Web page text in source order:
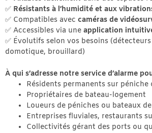
✅ Résistants à l’humidité et aux
✅ Compatibles avec caméras de
✅ Accessibles via une application
✅ Évolutifs selon vos besoins
domotique, brouillard)
À qui s’adresse notre service d’alarme
Résidents permanents sur péniche
Propriétaires de bateau-logement
Loueurs de péniches ou bateaux
Entreprises fluviales, restaurants
Collectivités gérant des ports ou